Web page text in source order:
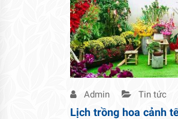
Admin Tin tức
Lịch trồng hoa cảnh